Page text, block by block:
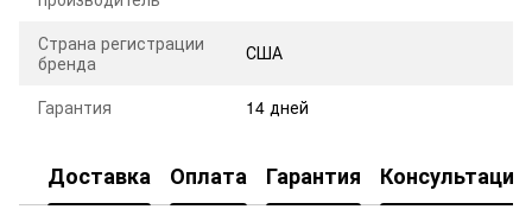
Страна регистрации
бренда
США
Гарантия 14 дней
Доставка Оплата Гарантия Консультация